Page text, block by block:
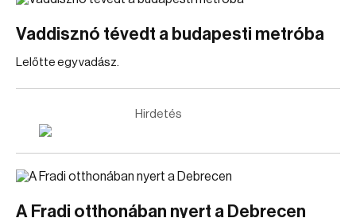
Vaddisznó tévedt a budapesti metróba
Lelőtte egy vadász.
Hirdetés
A Fradi otthonában nyert a Debrecen